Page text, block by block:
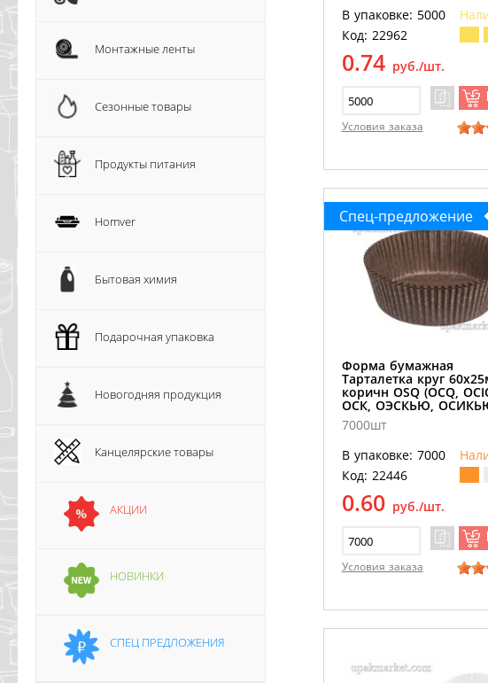
Монтажные ленты
Сезонные товары
Продукты питания
Homver
Бытовая химия
Подарочная упаковка
Новогодняя продукция
Канцелярские товары
АКЦИИ
НОВИНКИ
СПЕЦ ПРЕДЛОЖЕНИЯ
В упаковке: 5000
Код: 22962
0.74 руб./шт.
Условия заказа
Спец-предложение
Форма бумажная
Тарталетка круг
коричн OSQ (OCQ,
ОСК, ОЭСКЬЮ,
7000шт
В упаковке: 7000
Код: 22446
0.60 руб./шт.
Условия заказа